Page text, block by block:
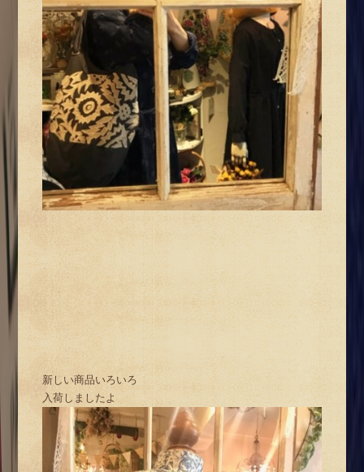
新しい商品いろいろ
入荷しましたよ